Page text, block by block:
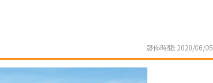
發佈時間: 2020/06/05